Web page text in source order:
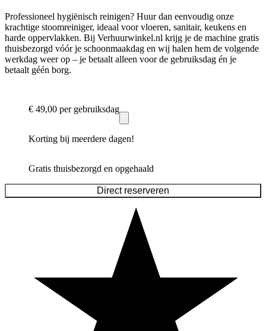
Professioneel hygiënisch reinigen? Huur dan eenvoudig onze
krachtige stoomreiniger, ideaal voor vloeren, sanitair, keukens en
harde oppervlakken. Bij Verhuurwinkel.nl krijg je de machine gratis
thuisbezorgd vóór je schoonmaakdag en wij halen hem de volgende
werkdag weer op – je betaalt alleen voor de gebruiksdag én je
betaalt géén borg.
€ 49,00 per gebruiksdag
Korting bij meerdere dagen!
Gratis thuisbezorgd en opgehaald
Direct reserveren